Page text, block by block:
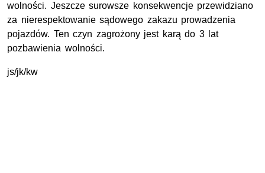
wolności. Jeszcze surowsze konsekwencje przewidziano
za nierespektowanie sądowego zakazu prowadzenia
pojazdów. Ten czyn zagrożony jest karą do 3 lat
pozbawienia wolności.
js/jk/kw